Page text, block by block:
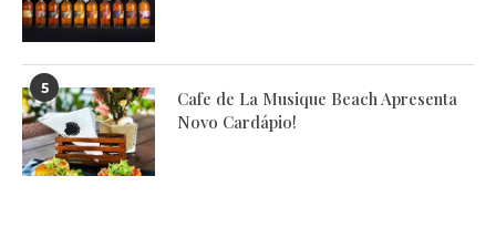
5
Cafe de La Musique Beach Apresenta
Novo Cardápio!